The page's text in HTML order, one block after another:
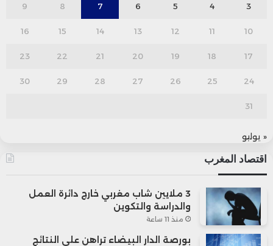
3
4
5
6
7
8
9
10
11
12
13
14
15
16
17
18
19
20
21
22
23
24
25
26
27
28
29
30
31
« يوليو
اقتصاد المغرب
3 ملايين شاب مغربي خارج دائرة العمل
والدراسة والتكوين
منذ 11 ساعة
بورصة الدار البيضاء تراهن على النتائج